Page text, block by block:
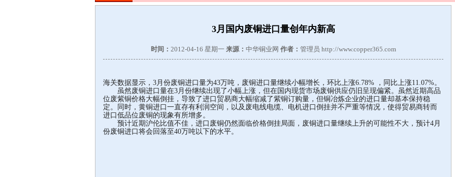
3月国内废铜进口量创年内新高
时间： 2012-04-16 星期一 来源： 中华铜业网 作者： 管理员 http://www.copper365.com
海关数据显示，3月份废铜进口量为43万吨，废铜进口量继续小幅增长，环比上涨6.78% ，同比上涨11.07%。
虽然废铜进口量在3月份继续出现了小幅上涨，但在国内现货市场废铜供应仍旧呈现偏紧。虽然近期高品
位废紫铜价格大幅倒挂，导致了进口贸易商大幅缩减了紫铜订购量，但铜冶炼企业的进口量却基本保持稳
定。同时，黄铜进口一直存有利润空间，以及废电线电缆、电机进口倒挂并不严重等情况，使得贸易商转而
进口低品位废铜的现象有所增多。
预计近期沪伦比值不佳，进口废铜仍然面临价格倒挂局面，废铜进口量继续上升的可能性不大，预计4月
份废铜进口将会回落至40万吨以下的水平。